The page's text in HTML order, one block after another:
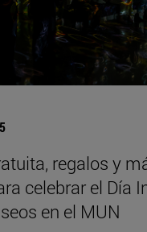
regalos y
celebrar el Día
en el MUN